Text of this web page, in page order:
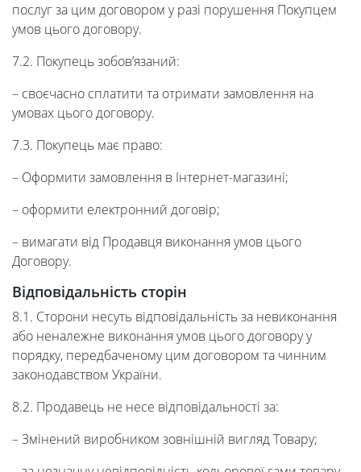
послуг за цим договором у разі порушення Покупцем
умов цього договору.
7.2. Покупець зобов’язаний:
– своєчасно сплатити та отримати замовлення на
умовах цього договору.
7.3. Покупець має право:
– Оформити замовлення в Інтернет-магазині;
– оформити електронний договір;
– вимагати від Продавця виконання умов цього
Договору.
Відповідальність сторін
8.1. Сторони несуть відповідальність за невиконання
або неналежне виконання умов цього договору у
порядку, передбаченому цим договором та чинним
законодавством України.
8.2. Продавець не несе відповідальності за:
– Змінений виробником зовнішній вигляд Товару;